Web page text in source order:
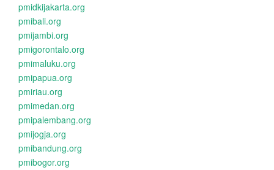
pmidkijakarta.org
pmibali.org
pmijambi.org
pmigorontalo.org
pmimaluku.org
pmipapua.org
pmiriau.org
pmimedan.org
pmipalembang.org
pmijogja.org
pmibandung.org
pmibogor.org